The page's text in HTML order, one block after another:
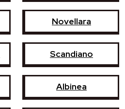
Novellara
Scandiano
Albinea